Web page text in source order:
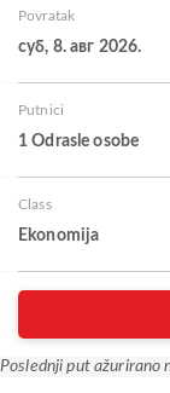
Povratak
суб, 8. авг 2026.
Putnici
1 Odrasle osobe
Class
Ekonomija
Poslednji put ažurirano